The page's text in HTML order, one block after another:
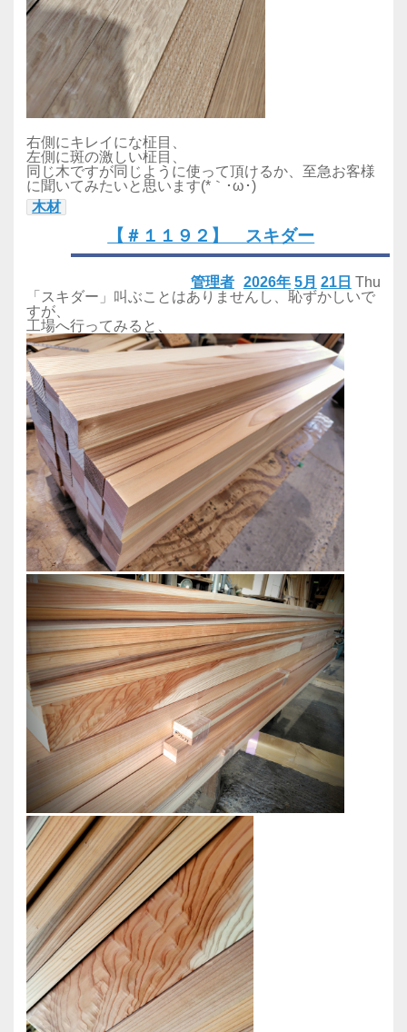
右側にキレイにな柾目、
左側に斑の激しい柾目、
同じ木ですが同じように使って頂けるか、至急お客様
に聞いてみたいと思います(*｀･ω･)ゞ
木材
【＃１１９２】 スキダー
2026年 5月 21日 Thu
管理者
「スキダー」叫ぶことはありませんし、恥ずかしいで
すが、
工場へ行ってみると、